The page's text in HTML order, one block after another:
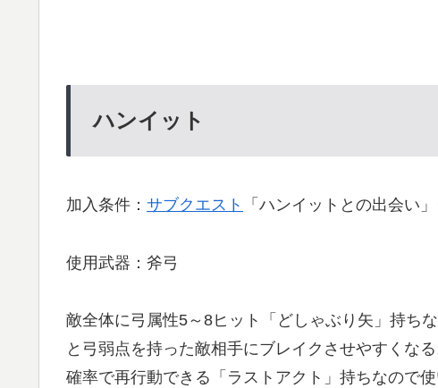
ハンイット
加入条件： サブクエスト 「ハンイットとの出会い
使用武器：斧弓
敵全体に弓属性5～8ヒット「どしゃぶり矢」持ち
と弓弱点を持った敵相手にブレイクさせやすくなる
確率で再行動できる「ラストアクト」持ちなので使